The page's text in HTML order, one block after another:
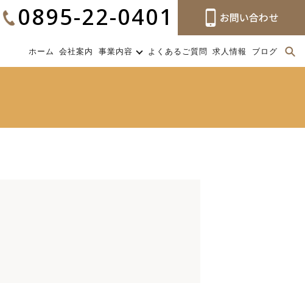
0895-22-0401
ホーム 会社案内 事業内容 よくあるご質問 求人情報 ブログ